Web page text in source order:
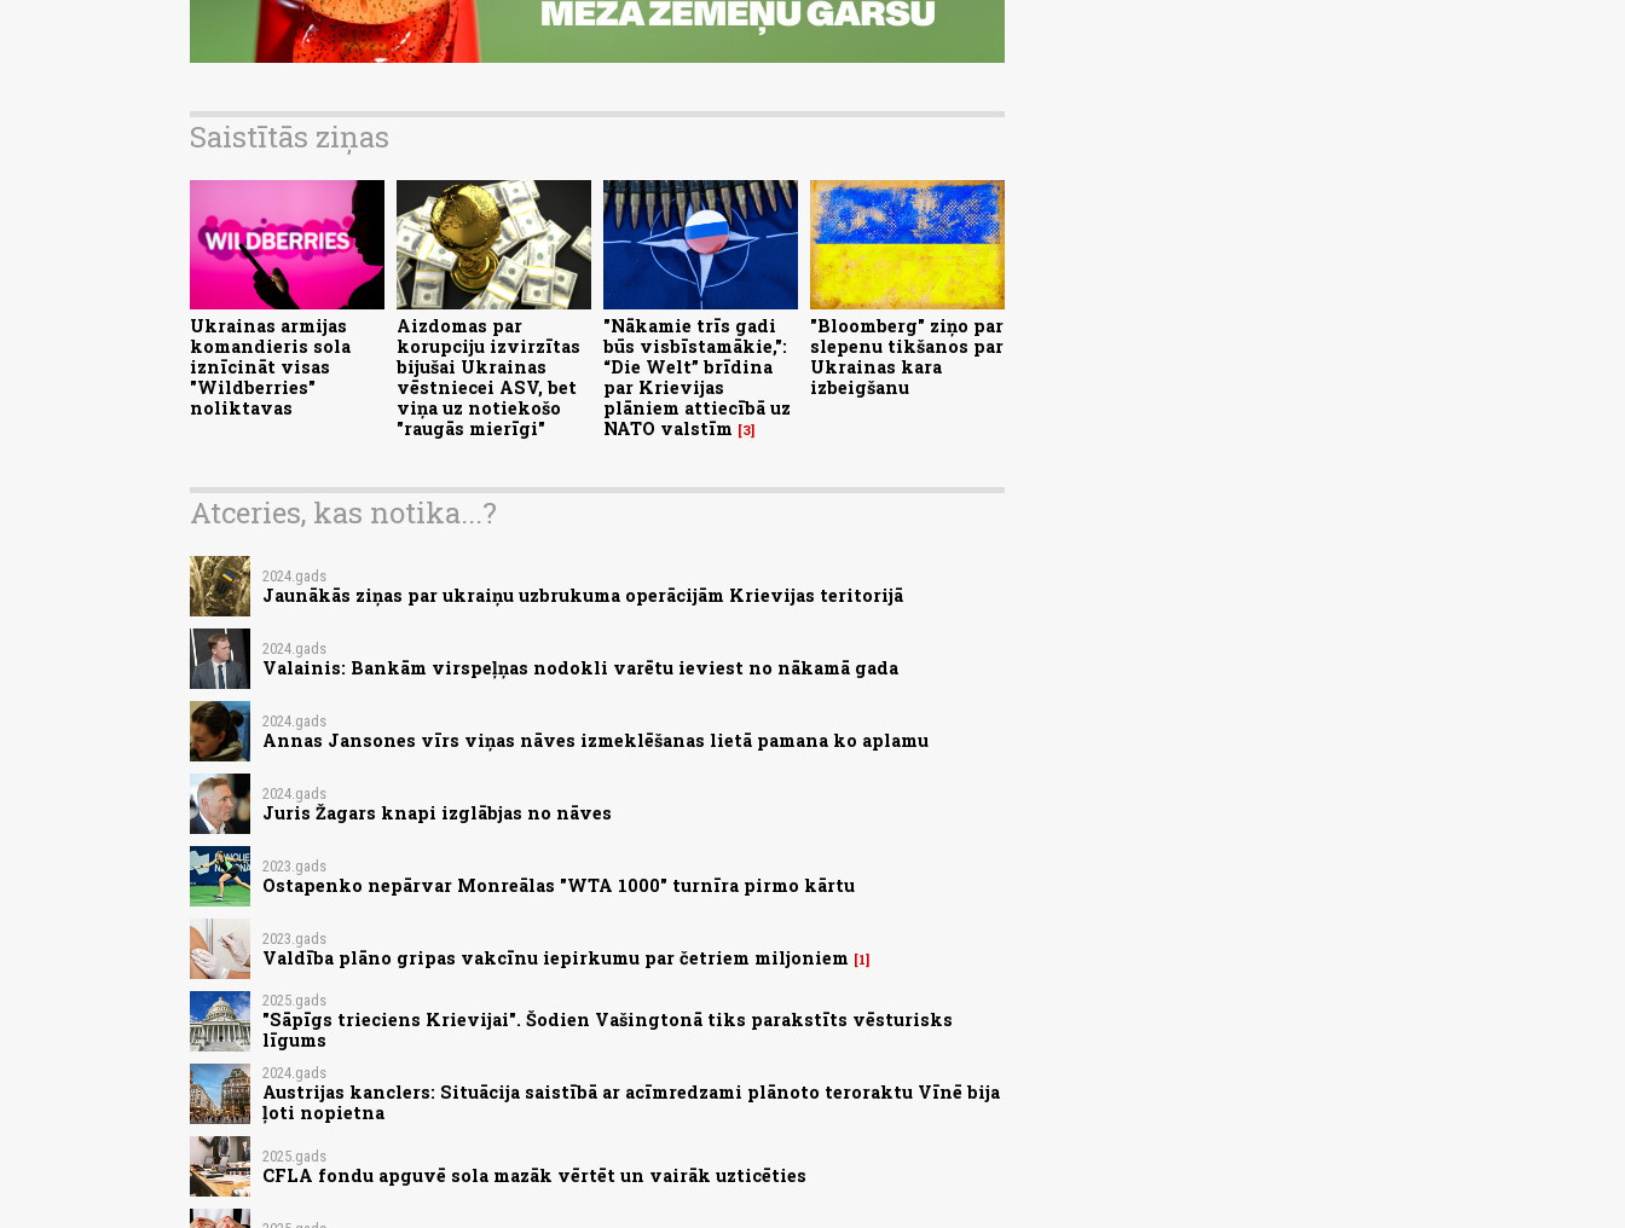
Saistītās ziņas
Ukrainas armijas
komandieris sola
iznīcināt visas
"Wildberries"
noliktavas
Aizdomas par
korupciju izvirzītas
bijušai Ukrainas
vēstniecei ASV, bet
viņa uz notiekošo
"raugās mierīgi"
"Nākamie trīs gadi
būs visbīstamākie,":
“Die Welt” brīdina
par Krievijas
plāniem attiecībā uz
NATO valstīm
3
"Bloomberg" ziņo par
slepenu tikšanos par
Ukrainas kara
izbeigšanu
Atceries, kas notika...?
2024.gads
Jaunākās ziņas par ukraiņu uzbrukuma operācijām Krievijas teritorijā
2024.gads
Valainis: Bankām virspeļņas nodokli varētu ieviest no nākamā gada
2024.gads
Annas Jansones vīrs viņas nāves izmeklēšanas lietā pamana ko aplamu
2024.gads
Juris Žagars knapi izglābjas no nāves
2023.gads
Ostapenko nepārvar Monreālas "WTA 1000" turnīra pirmo kārtu
2023.gads
Valdība plāno gripas vakcīnu iepirkumu par četriem miljoniem 1
2025.gads
"Sāpīgs trieciens Krievijai". Šodien Vašingtonā tiks parakstīts vēsturisks
līgums
2024.gads
Austrijas kanclers: Situācija saistībā ar acīmredzami plānoto teroraktu Vīnē bija
ļoti nopietna
2025.gads
CFLA fondu apguvē sola mazāk vērtēt un vairāk uzticēties